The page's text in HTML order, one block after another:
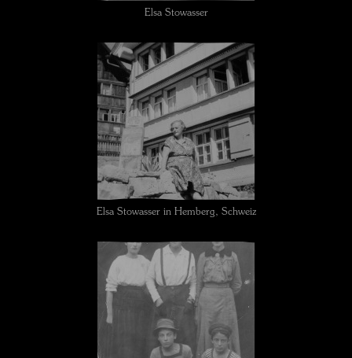
Elsa Stowasser
Elsa Stowasser in Hemberg, Schweiz